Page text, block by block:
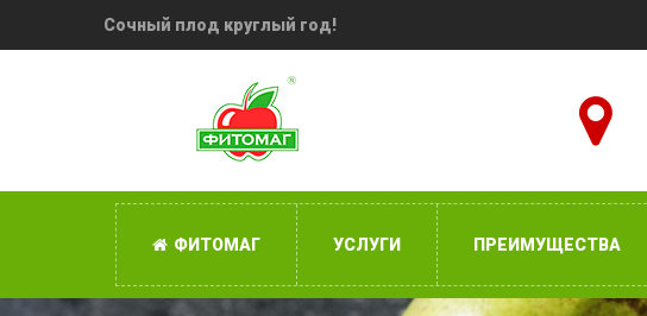
Сочный плод круглый год!
ФИТОМАГ УСЛУГИ ПРЕИМУЩЕСТВА